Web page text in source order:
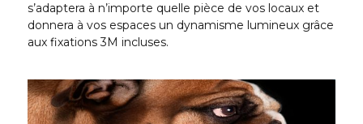
s’adaptera à n’importe quelle pièce de vos locaux et
donnera à vos espaces un dynamisme lumineux grâce
aux fixations 3M incluses.